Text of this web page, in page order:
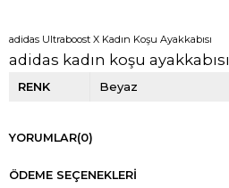
adidas Ultraboost X Kadın Koşu Ayakkabısı
adidas kadın koşu ayakkabısı
RENK Beyaz
YORUMLAR(0)
ÖDEME SEÇENEKLERI